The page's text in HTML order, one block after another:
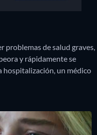
problemas de salud graves,
y rápidamente se
hospitalización, un médico